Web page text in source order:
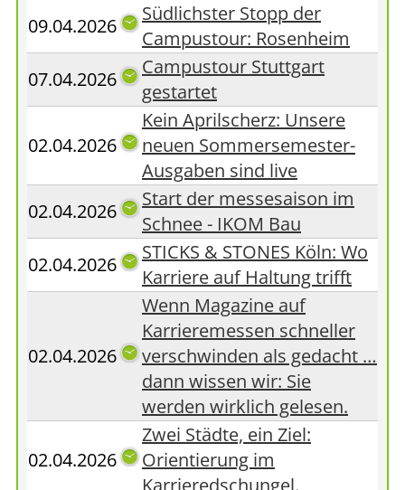
09.04.2026
Südlichster Stopp der
Campustour: Rosenheim
07.04.2026
Campustour Stuttgart
gestartet
02.04.2026
Kein Aprilscherz: Unsere
neuen Sommersemester-
Ausgaben sind live
02.04.2026
Start der messesaison im
Schnee - IKOM Bau
02.04.2026
STICKS & STONES Köln: Wo
Karriere auf Haltung trifft
02.04.2026
Wenn Magazine auf
Karrieremessen schneller
verschwinden als gedacht …
dann wissen wir: Sie
werden wirklich gelesen.
02.04.2026
Zwei Städte, ein Ziel:
Orientierung im
Karrieredschungel.